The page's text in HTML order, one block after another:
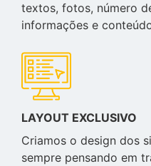
textos, fotos, número
informações e
LAYOUT EXCLUSIVO
Criamos o design dos
sempre pensando em